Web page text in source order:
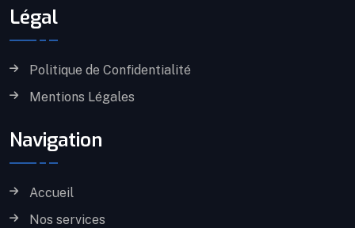
Légal
Politique de Confidentialité
Mentions Légales
Navigation
Accueil
Nos services